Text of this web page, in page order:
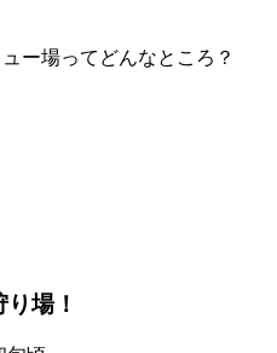
ー場ってどんなところ？
場！